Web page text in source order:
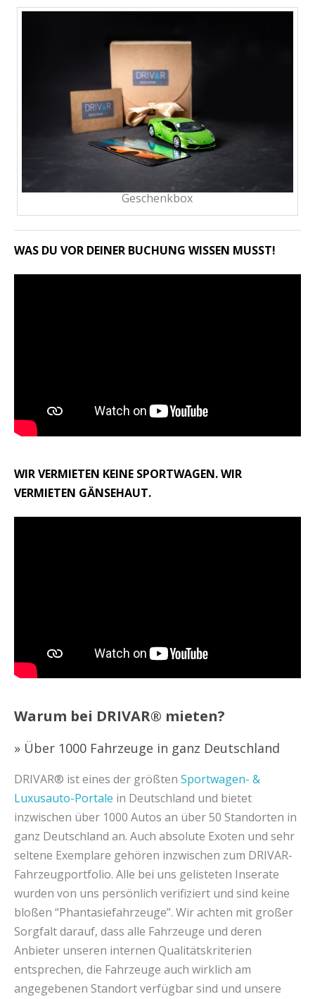
Geschenkbox
WAS DU VOR DEINER BUCHUNG WISSEN MUSST!
WIR VERMIETEN KEINE SPORTWAGEN. WIR
VERMIETEN GÄNSEHAUT.
Warum bei DRIVAR® mieten?
» Über 1000 Fahrzeuge in ganz Deutschland
DRIVAR® ist eines der größten Sportwagen- &
Luxusauto-Portale in Deutschland und bietet
inzwischen über 1000 Autos an über 50 Standorten in
ganz Deutschland an. Auch absolute Exoten und sehr
seltene Exemplare gehören inzwischen zum DRIVAR-
Fahrzeugportfolio. Alle bei uns gelisteten Inserate
wurden von uns persönlich verifiziert und sind keine
bloßen “Phantasiefahrzeuge”. Wir achten mit großer
Sorgfalt darauf, dass alle Fahrzeuge und deren
Anbieter unseren internen Qualitätskriterien
entsprechen, die Fahrzeuge auch wirklich am
angegebenen Standort verfügbar sind und unsere